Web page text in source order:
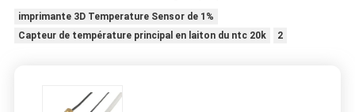
imprimante 3D Temperature Sensor de 1%
Capteur de température principal en laiton du ntc 20k
2